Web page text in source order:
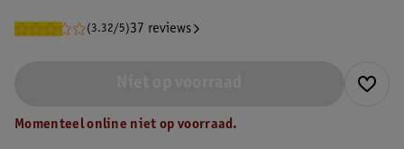
(3.32/5)37 reviews
Momenteel online niet op voorraad.